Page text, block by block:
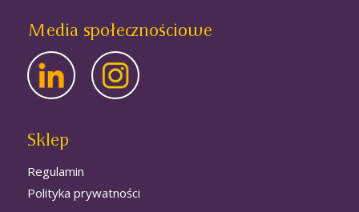
Media społecznościowe
Sklep
Regulamin
Polityka prywatności